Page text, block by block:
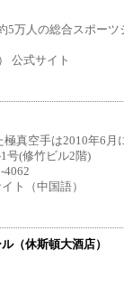
5万人の総合スポー
公式サイト
真空手は2010年6
号(修竹ビル2階)
4062
ト（中国語）
（休斯頓大酒店）